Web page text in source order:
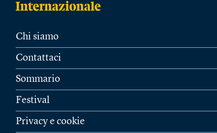
Chi siamo
Contattaci
Sommario
Festival
Privacy e cookie